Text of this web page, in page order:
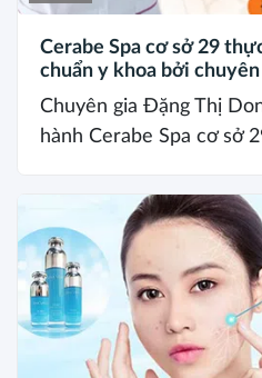
Cerabe Spa cơ sở 29
chuẩn y khoa bởi
Chuyên gia Đặng Thị
hành Cerabe Spa cơ sở